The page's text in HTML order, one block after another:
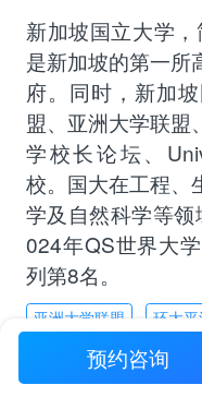
新加坡国立大学
是新加坡的第一所
府。同时，新加
盟、亚洲大学联盟
学校长论坛、
校。国大在工程、
学及自然科学等
024年QS世界大
列第8名。
亚洲大学联盟 环太
Universitas 21
预约咨询